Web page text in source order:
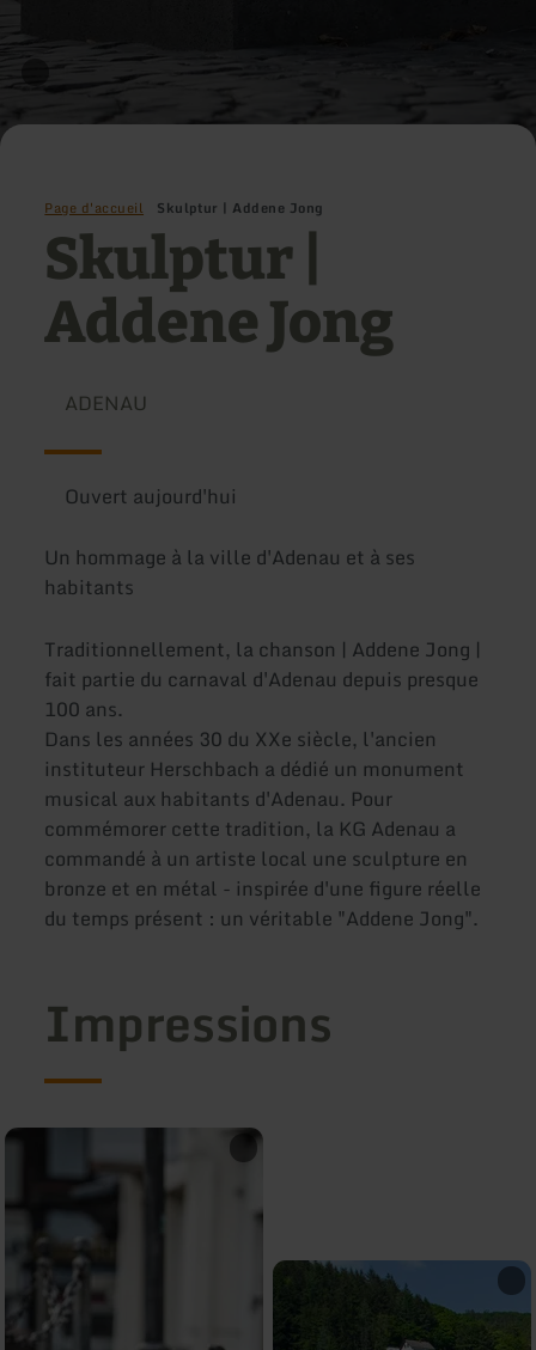
Page d'accueil Skulptur | Addene Jong
Skulptur |
Addene Jong
ADENAU
Ouvert aujourd'hui
Un hommage à la ville d'Adenau et à ses
habitants
Traditionnellement, la chanson | Addene Jong |
fait partie du carnaval d'Adenau depuis presque
100 ans.
Dans les années 30 du XXe siècle, l'ancien
instituteur Herschbach a dédié un monument
musical aux habitants d'Adenau. Pour
commémorer cette tradition, la KG Adenau a
commandé à un artiste local une sculpture en
bronze et en métal - inspirée d'une figure réelle
du temps présent : un véritable "Addene Jong".
Impressions